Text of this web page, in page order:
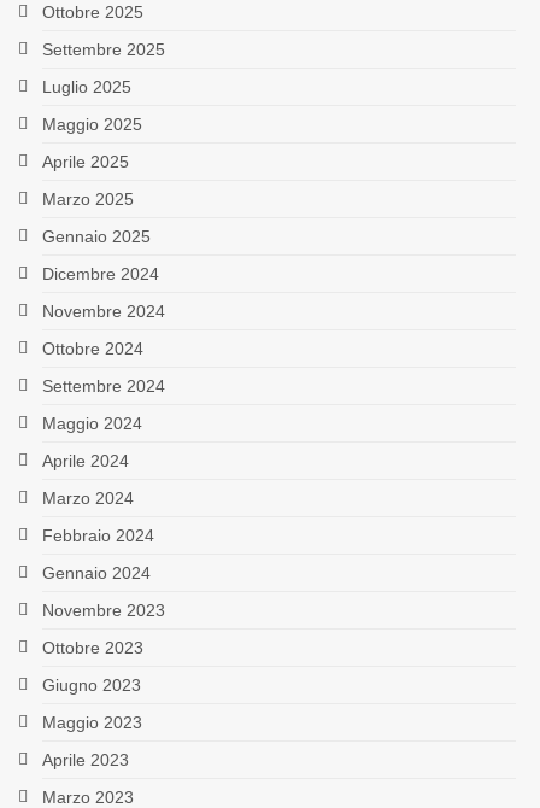
Ottobre 2025
Settembre 2025
Luglio 2025
Maggio 2025
Aprile 2025
Marzo 2025
Gennaio 2025
Dicembre 2024
Novembre 2024
Ottobre 2024
Settembre 2024
Maggio 2024
Aprile 2024
Marzo 2024
Febbraio 2024
Gennaio 2024
Novembre 2023
Ottobre 2023
Giugno 2023
Maggio 2023
Aprile 2023
Marzo 2023